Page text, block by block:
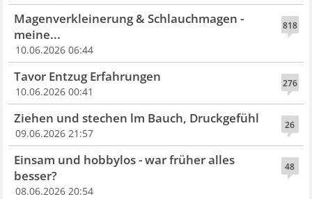
818
Magenverkleinerung & Schlauchmagen -
meine...
10.06.2026 06:44
276
Tavor Entzug Erfahrungen
10.06.2026 00:41
26
Ziehen und stechen lm Bauch, Druckgefühl
09.06.2026 21:57
48
Einsam und hobbylos - war früher alles
besser?
08.06.2026 20:54